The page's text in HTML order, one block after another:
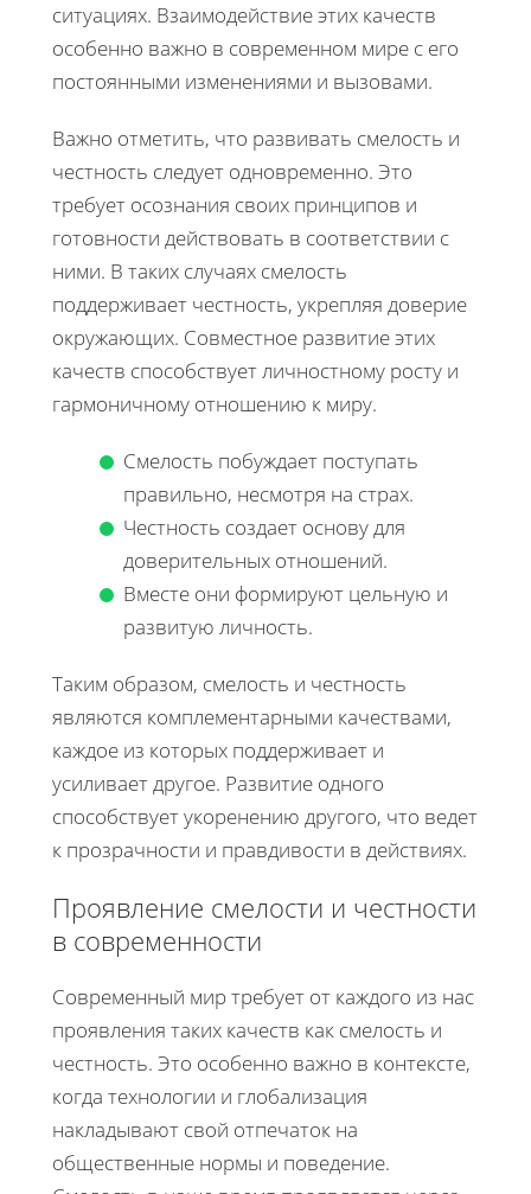
ситуациях. Взаимодействие этих качеств
особенно важно в современном мире с его
постоянными изменениями и вызовами.
Важно отметить, что развивать смелость и
честность следует одновременно. Это
требует осознания своих принципов и
готовности действовать в соответствии с
ними. В таких случаях смелость
поддерживает честность, укрепляя доверие
окружающих. Совместное развитие этих
качеств способствует личностному росту и
гармоничному отношению к миру.
Смелость побуждает поступать
правильно, несмотря на страх.
Честность создает основу для
доверительных отношений.
Вместе они формируют цельную и
развитую личность.
Таким образом, смелость и честность
являются комплементарными качествами,
каждое из которых поддерживает и
усиливает другое. Развитие одного
способствует укоренению другого, что ведет
к прозрачности и правдивости в действиях.
Проявление смелости и честности
в современности
Современный мир требует от каждого из нас
проявления таких качеств как смелость и
честность. Это особенно важно в контексте,
когда технологии и глобализация
накладывают свой отпечаток на
общественные нормы и поведение.